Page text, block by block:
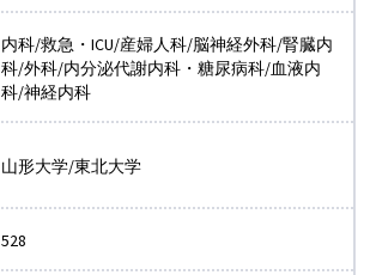
内科/救急・ICU/産婦人科/脳神経外科/腎臓内
科/外科/内分泌代謝内科・糖尿病科/血液内
科/神経内科
山形大学/東北大学
528